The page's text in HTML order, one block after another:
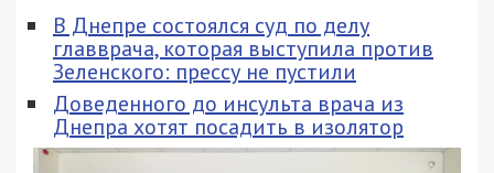
В Днепре состоялся суд по делу
главврача, которая выступила против
Зеленского: прессу не пустили
Доведенного до инсульта врача из
Днепра хотят посадить в изолятор